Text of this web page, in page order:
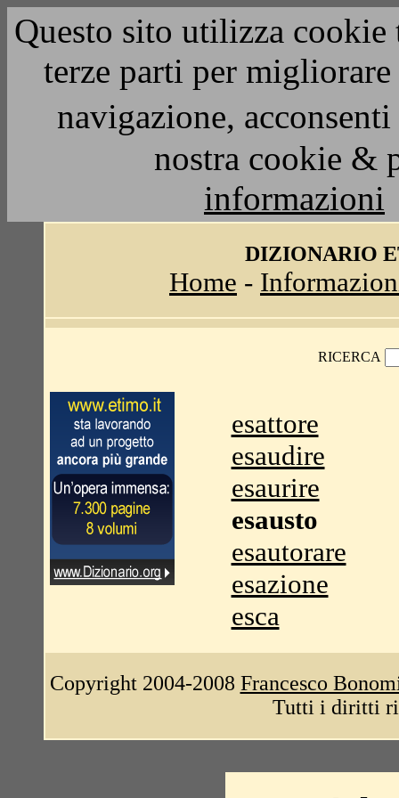
Questo sito utilizza
terze parti per
navigazione,
nostra cookie &
informazioni
DIZIONARIO
Home -
RICERCA
esattore
esaudire
esaurire
esausto
esautorare
esazione
esca
Copyright 2004-2008 Francesco
Tutti i diritti